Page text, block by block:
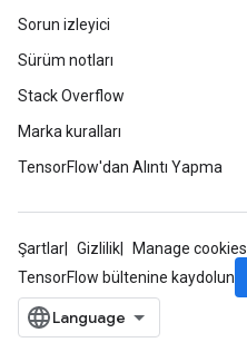
Sorun izleyici
Sürüm notları
Stack Overflow
Marka kuralları
TensorFlow'dan Alıntı Yapma
Şartlar Gizlilik
Manage cookies
TensorFlow bültenine kaydolun